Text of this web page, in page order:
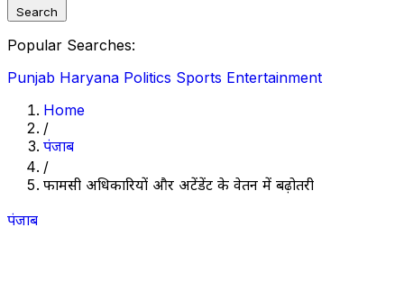
Search
Popular Searches:
Punjab Haryana Politics Sports Entertainment
Home
/
पंजाब
/
फार्मेसी अधिकारियों और अटेंडेंट के वेतन में बढ़ोतरी
पंजाब